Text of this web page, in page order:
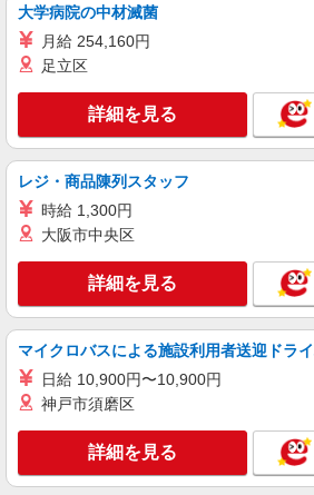
(試用期間2ヶ月) 残業が発生した場合、残業代を1
分単位で別途支給します。
はなことば大田中央
キープ
アルバイト パート
コンパスグループ・ジャパン株式会社
(試用期間2ヶ月) 残業が発生した場合、残業代を1
分単位で別途支給します
グランダ多摩川・大
丁目8-10）
キープ
正社員
コンパスグループ・ジャパン株式会社
調理師【正社員】
月給25万円〜32万円 試用期間中 月給25万円〜
大学病院の中材滅菌
月給 254,160円
足立区
詳細を見る
レジ・商品陳列スタッフ
時給 1,300円
大阪市中央区
詳細を見る
マイクロバスによる施設利用者送迎ドラ
日給 10,900円〜10,900円
神戸市須磨区
詳細を見る